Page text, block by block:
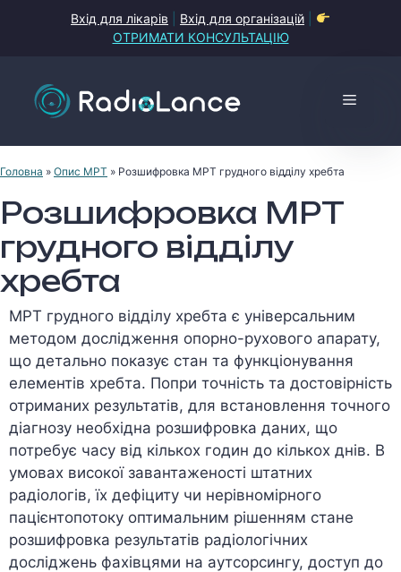
Вхід для лікарів Вхід для організацій
ОТРИМАТИ КОНСУЛЬТАЦІЮ
Меню
Головна » Опис МРТ » Розшифровка МРТ грудного відділу хребта
Розшифровка МРТ
грудного відділу
хребта
МРТ грудного відділу хребта є універсальним
методом дослідження опорно-рухового апарату,
що детально показує стан та функціонування
елементів хребта. Попри точність та достовірність
отриманих результатів, для встановлення точного
діагнозу необхідна розшифровка даних, що
потребує часу від кількох годин до кількох днів. В
умовах високої завантаженості штатних
радіологів, їх дефіциту чи нерівномірного
пацієнтопотоку оптимальним рішенням стане
розшифровка результатів радіологічних
досліджень фахівцями на аутсорсингу, доступ до